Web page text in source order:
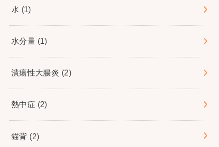
水 (1)
水分量 (1)
潰瘍性大腸炎 (2)
熱中症 (2)
猫背 (2)